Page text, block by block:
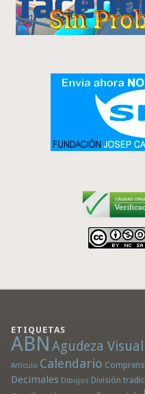
ETIQUETAS
ABN Agudeza Visual
Artículo Calendario
Decimales Dibujos División